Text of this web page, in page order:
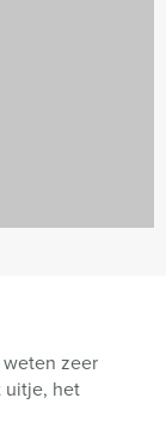
zeer
uitje, het